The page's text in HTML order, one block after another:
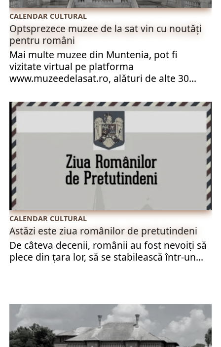
CALENDAR CULTURAL
Optsprezece muzee de la sat vin cu noutăți
pentru români
Mai multe muzee din Muntenia, pot fi
vizitate virtual pe platforma
www.muzeedelasat.ro, alături de alte 30...
CALENDAR CULTURAL
Astăzi este ziua românilor de pretutindeni
De câteva decenii, românii au fost nevoiți să
plece din țara lor, să se stabilească într-un...